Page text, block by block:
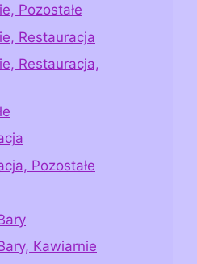
Pozostałe
Restauracja
Restauracja,
Pozostałe
Kawiarnie